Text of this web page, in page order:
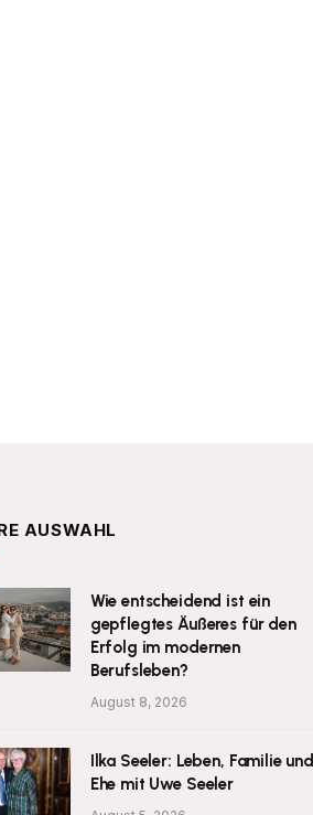
AUSWAHL
Wie entscheidend ist ein
gepflegtes Äußeres für den
Erfolg im modernen
Berufsleben?
August 8, 2026
Ilka Seeler: Leben, Familie und
Ehe mit Uwe Seeler